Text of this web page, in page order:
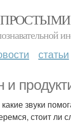
статьи
и
звуки
стоит ли